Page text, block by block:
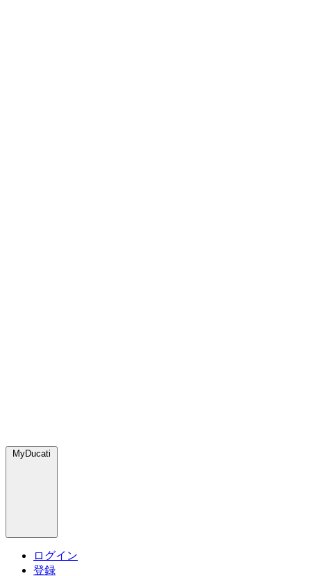
MyDucati
ログイン
登録